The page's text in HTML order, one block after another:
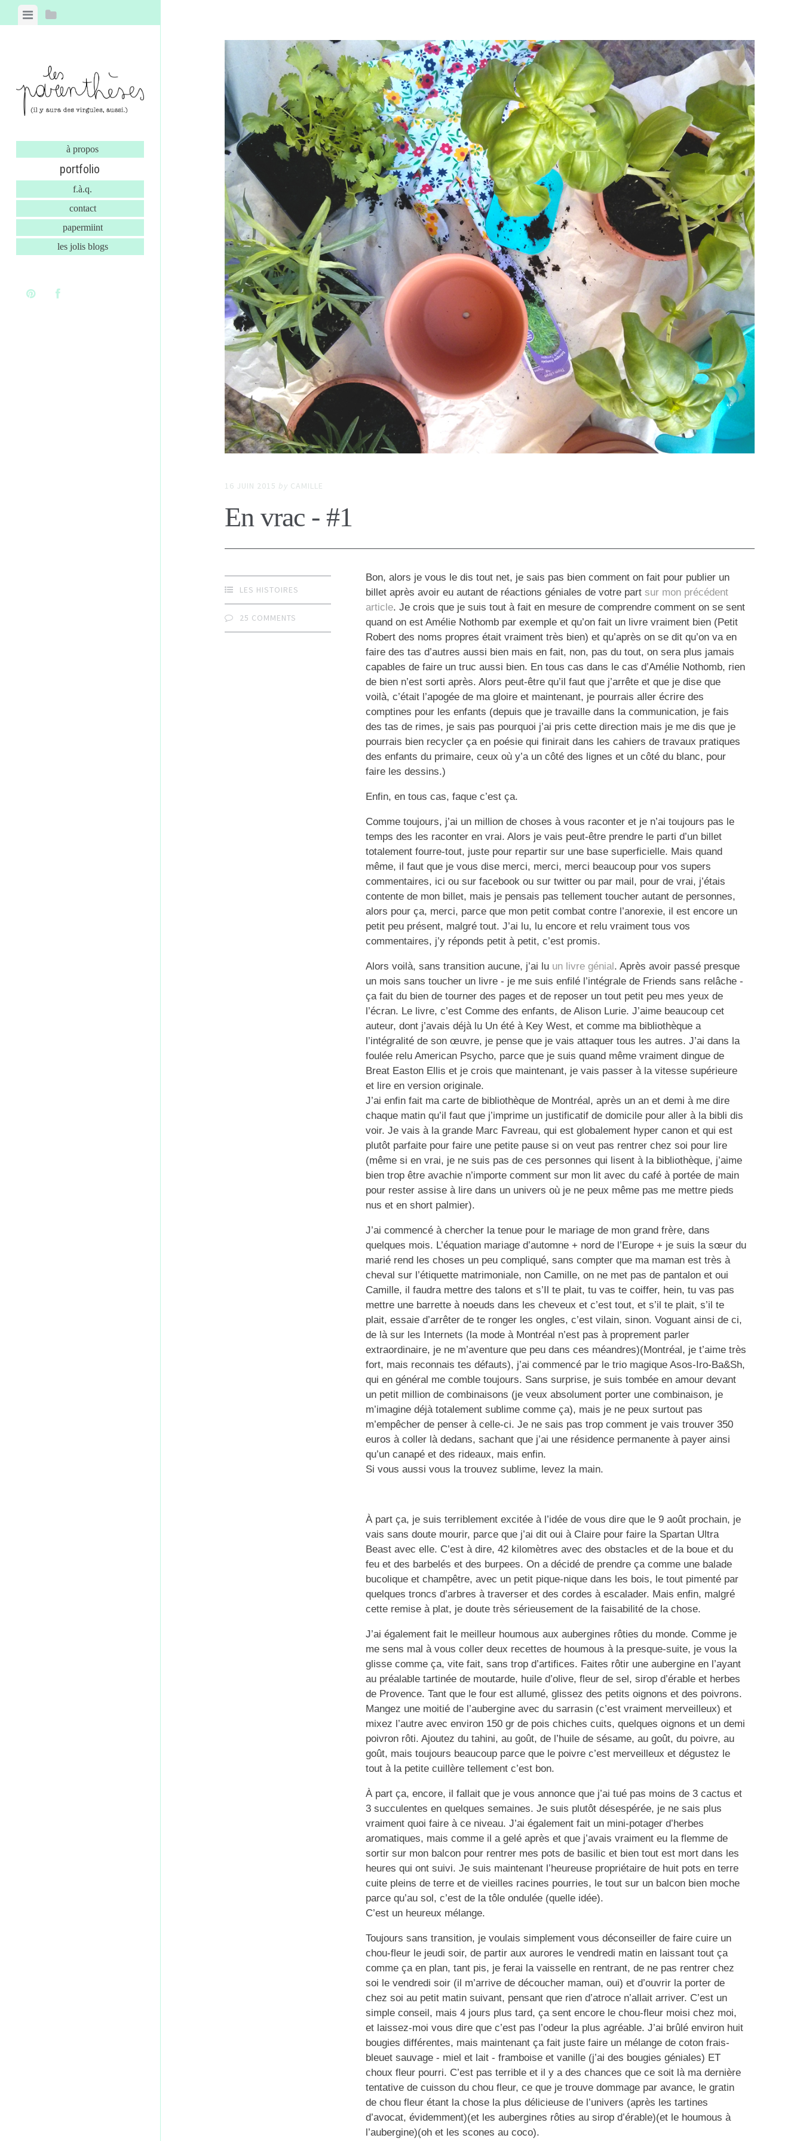
Skip to content
View menu
à propos
portfolio
f.à.q.
contact
papermiint
les jolis blogs
16 JUIN 2015 by CAMILLE
En vrac - #1
LES HISTOIRES
25 COMMENTS
Bon, alors je vous le dis tout net, je sais pas bien comment on fait pour publier un
billet après avoir eu autant de réactions géniales de votre part sur mon précédent
article. Je crois que je suis tout à fait en mesure de comprendre comment on se sent
quand on est Amélie Nothomb par exemple et qu’on fait un livre vraiment bien (Petit
Robert des noms propres était vraiment très bien) et qu’après on se dit qu’on va en
faire des tas d’autres aussi bien mais en fait, non, pas du tout, on sera plus jamais
capables de faire un truc aussi bien. En tous cas dans le cas d’Amélie Nothomb, rien
de bien n’est sorti après. Alors peut-être qu’il faut que j’arrête et que je dise que
voilà, c’était l’apogée de ma gloire et maintenant, je pourrais aller écrire des
comptines pour les enfants (depuis que je travaille dans la communication, je fais
des tas de rimes, je sais pas pourquoi j’ai pris cette direction mais je me dis que je
pourrais bien recycler ça en poésie qui finirait dans les cahiers de travaux pratiques
des enfants du primaire, ceux où y’a un côté des lignes et un côté du blanc, pour
faire les dessins.)
Enfin, en tous cas, faque c’est ça.
Comme toujours, j’ai un million de choses à vous raconter et je n’ai toujours pas le
temps des les raconter en vrai. Alors je vais peut-être prendre le parti d’un billet
totalement fourre-tout, juste pour repartir sur une base superficielle. Mais quand
même, il faut que je vous dise merci, merci, merci beaucoup pour vos supers
commentaires, ici ou sur facebook ou sur twitter ou par mail, pour de vrai, j’étais
contente de mon billet, mais je pensais pas tellement toucher autant de personnes,
alors pour ça, merci, parce que mon petit combat contre l’anorexie, il est encore un
petit peu présent, malgré tout. J’ai lu, lu encore et relu vraiment tous vos
commentaires, j’y réponds petit à petit, c’est promis.
Alors voilà, sans transition aucune, j’ai lu un livre génial . Après avoir passé presque
un mois sans toucher un livre - je me suis enfilé l’intégrale de Friends sans relâche -
ça fait du bien de tourner des pages et de reposer un tout petit peu mes yeux de
l’écran. Le livre, c’est Comme des enfants, de Alison Lurie. J’aime beaucoup cet
auteur, dont j’avais déjà lu Un été à Key West, et comme ma bibliothèque a
l’intégralité de son œuvre, je pense que je vais attaquer tous les autres. J’ai dans la
foulée relu American Psycho, parce que je suis quand même vraiment dingue de
Breat Easton Ellis et je crois que maintenant, je vais passer à la vitesse supérieure
et lire en version originale.
J’ai enfin fait ma carte de bibliothèque de Montréal, après un an et demi à me dire
chaque matin qu’il faut que j’imprime un justificatif de domicile pour aller à la bibli dis
voir. Je vais à la grande Marc Favreau, qui est globalement hyper canon et qui est
plutôt parfaite pour faire une petite pause si on veut pas rentrer chez soi pour lire
(même si en vrai, je ne suis pas de ces personnes qui lisent à la bibliothèque, j’aime
bien trop être avachie n’importe comment sur mon lit avec du café à portée de main
pour rester assise à lire dans un univers où je ne peux même pas me mettre pieds
nus et en short palmier).
J’ai commencé à chercher la tenue pour le mariage de mon grand frère, dans
quelques mois. L’équation mariage d’automne + nord de l’Europe + je suis la sœur du
marié rend les choses un peu compliqué, sans compter que ma maman est très à
cheval sur l’étiquette matrimoniale, non Camille, on ne met pas de pantalon et oui
Camille, il faudra mettre des talons et s’Il te plait, tu vas te coiffer, hein, tu vas pas
mettre une barrette à noeuds dans les cheveux et c’est tout, et s’il te plait, s’il te
plait, essaie d’arrêter de te ronger les ongles, c’est vilain, sinon. Voguant ainsi de ci,
de là sur les Internets (la mode à Montréal n’est pas à proprement parler
extraordinaire, je ne m’aventure que peu dans ces méandres)(Montréal, je t’aime très
fort, mais reconnais tes défauts), j’ai commencé par le trio magique Asos-Iro-Ba&Sh,
qui en général me comble toujours. Sans surprise, je suis tombée en amour devant
un petit million de combinaisons (je veux absolument porter une combinaison, je
m’imagine déjà totalement sublime comme ça), mais je ne peux surtout pas
m’empêcher de penser à celle-ci. Je ne sais pas trop comment je vais trouver 350
euros à coller là dedans, sachant que j’ai une résidence permanente à payer ainsi
qu’un canapé et des rideaux, mais enfin.
Si vous aussi vous la trouvez sublime, levez la main.
À part ça, je suis terriblement excitée à l’idée de vous dire que le 9 août prochain, je
vais sans doute mourir, parce que j’ai dit oui à Claire pour faire la Spartan Ultra
Beast avec elle. C’est à dire, 42 kilomètres avec des obstacles et de la boue et du
feu et des barbelés et des burpees. On a décidé de prendre ça comme une balade
bucolique et champêtre, avec un petit pique-nique dans les bois, le tout pimenté par
quelques troncs d’arbres à traverser et des cordes à escalader. Mais enfin, malgré
cette remise à plat, je doute très sérieusement de la faisabilité de la chose.
J’ai également fait le meilleur houmous aux aubergines rôties du monde. Comme je
me sens mal à vous coller deux recettes de houmous à la presque-suite, je vous la
glisse comme ça, vite fait, sans trop d’artifices. Faites rôtir une aubergine en l’ayant
au préalable tartinée de moutarde, huile d’olive, fleur de sel, sirop d’érable et herbes
de Provence. Tant que le four est allumé, glissez des petits oignons et des poivrons.
Mangez une moitié de l’aubergine avec du sarrasin (c’est vraiment merveilleux) et
mixez l’autre avec environ 150 gr de pois chiches cuits, quelques oignons et un demi
poivron rôti. Ajoutez du tahini, au goût, de l’huile de sésame, au goût, du poivre, au
goût, mais toujours beaucoup parce que le poivre c’est merveilleux et dégustez le
tout à la petite cuillère tellement c’est bon.
À part ça, encore, il fallait que je vous annonce que j’ai tué pas moins de 3 cactus et
3 succulentes en quelques semaines. Je suis plutôt désespérée, je ne sais plus
vraiment quoi faire à ce niveau. J’ai également fait un mini-potager d’herbes
aromatiques, mais comme il a gelé après et que j’avais vraiment eu la flemme de
sortir sur mon balcon pour rentrer mes pots de basilic et bien tout est mort dans les
heures qui ont suivi. Je suis maintenant l’heureuse propriétaire de huit pots en terre
cuite pleins de terre et de vieilles racines pourries, le tout sur un balcon bien moche
parce qu’au sol, c’est de la tôle ondulée (quelle idée).
C’est un heureux mélange.
Toujours sans transition, je voulais simplement vous déconseiller de faire cuire un
chou-fleur le jeudi soir, de partir aux aurores le vendredi matin en laissant tout ça
comme ça en plan, tant pis, je ferai la vaisselle en rentrant, de ne pas rentrer chez
soi le vendredi soir (il m’arrive de découcher maman, oui) et d’ouvrir la porter de
chez soi au petit matin suivant, pensant que rien d’atroce n’allait arriver. C’est un
simple conseil, mais 4 jours plus tard, ça sent encore le chou-fleur moisi chez moi,
et laissez-moi vous dire que c’est pas l’odeur la plus agréable. J’ai brûlé environ huit
bougies différentes, mais maintenant ça fait juste faire un mélange de coton frais-
bleuet sauvage - miel et lait - framboise et vanille (j’ai des bougies géniales) ET
choux fleur pourri. C’est pas terrible et il y a des chances que ce soit là ma dernière
tentative de cuisson du chou fleur, ce que je trouve dommage par avance, le gratin
de chou fleur étant la chose la plus délicieuse de l’univers (après les tartines
d’avocat, évidemment)(et les aubergines rôties au sirop d’érable)(et le houmous à
l’aubergine)(oh et les scones au coco).